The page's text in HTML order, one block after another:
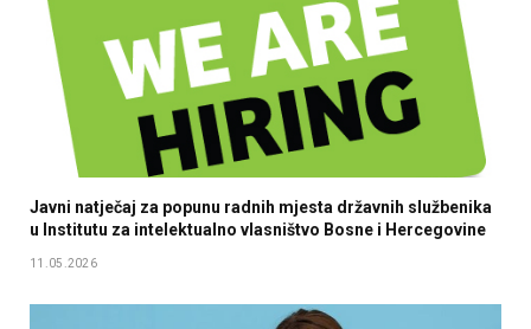
Javni natječaj za popunu radnih mjesta državnih službenika
u Institutu za intelektualno vlasništvo Bosne i Hercegovine
11.05.2026